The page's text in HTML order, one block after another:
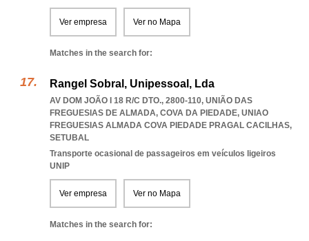
Ver empresa Ver no Mapa
Matches in the search for:
Rangel Sobral, Unipessoal, Lda
AV DOM JOÃO I 18 R/C DTO., 2800-110, UNIÃO DAS
FREGUESIAS DE ALMADA, COVA DA PIEDADE, UNIAO
FREGUESIAS ALMADA COVA PIEDADE PRAGAL CACILHAS,
SETUBAL
Transporte ocasional de passageiros em veículos ligeiros
UNIP
Ver empresa Ver no Mapa
Matches in the search for: